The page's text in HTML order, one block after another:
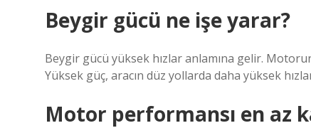
Beygir gücü ne işe yarar?
Beygir gücü yüksek hızlar anlamına gelir.
Yüksek güç, aracın düz yollarda daha yüksek
Motor performansı en az